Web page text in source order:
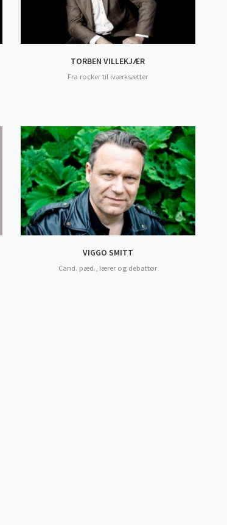
TORBEN VILLEKJÆR
Fra rocker til iværksætter
VIGGO SMITT
Cand. pæd., lærer og debattør